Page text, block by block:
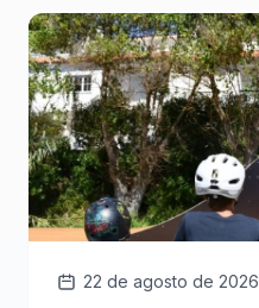
22 de agosto de 2026